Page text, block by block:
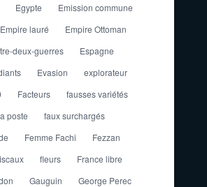
Egypte
Emission commune
Empire lauré
Empire Ottoman
deux-guerres
Espagne
Evasion
explorateur
Facteurs
fausses variétés
poste
faux surchargés
Femme Fachi
Fezzan
fleurs
France libre
Gauguin
George Perec